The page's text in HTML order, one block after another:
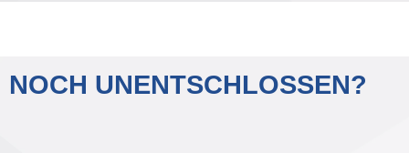
NOCH UNENTSCHLOSSEN?